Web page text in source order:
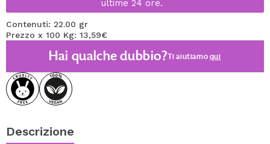
ultime 24 ore.
Contenuti: 22.00 gr
Prezzo x 100 Kg: 13,59€
Hai qualche dubbio?Ti aiutiamoqui
Descrizione